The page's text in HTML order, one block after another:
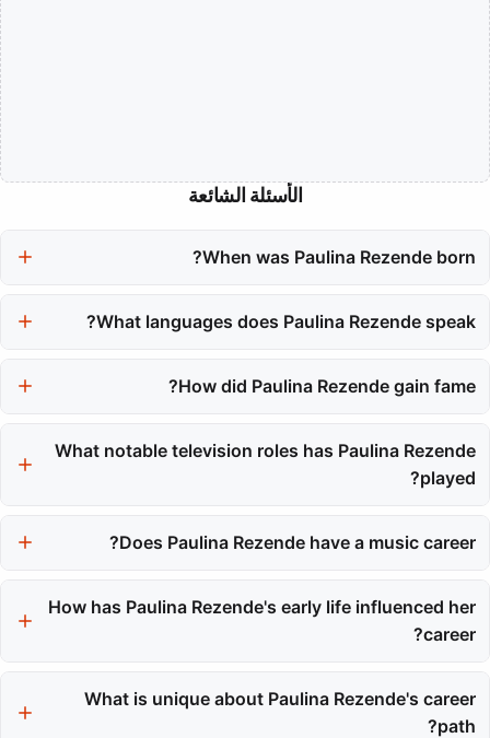
الأسئلة الشائعة
When was Paulina Rezende born?
What languages does Paulina Rezende speak?
her to connect with diverse audiences.
How did Paulina Rezende gain fame?
YouTube channels like 'React' and 'People vs. Food,' where she
showcased her vibrant personality.
What notable television roles has Paulina Rezende
played?
has appeared in 'The Billionaire's Matchmaker' and 'The Love
Does Paulina Rezende have a music career?
platforms, showcasing her talent beyond acting.
How has Paulina Rezende's early life influenced her
career?
background that shaped her creative identity and storytelling
abilities.
What is unique about Paulina Rezende's career
path?